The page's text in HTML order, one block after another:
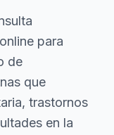
para
de
que
trastornos
en la